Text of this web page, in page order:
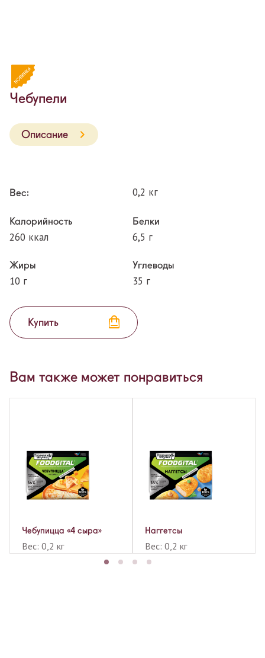
Чебупели
Описание
Вес: 0,2 кг
Калорийность
260 ккал
Жиры
10 г
Белки
6,5 г
Углеводы
35 г
Купить
Вам также может понравиться
Чебупицца «4 сыра»
Вес: 0,2 кг
Наггетсы
Вес: 0,2 кг